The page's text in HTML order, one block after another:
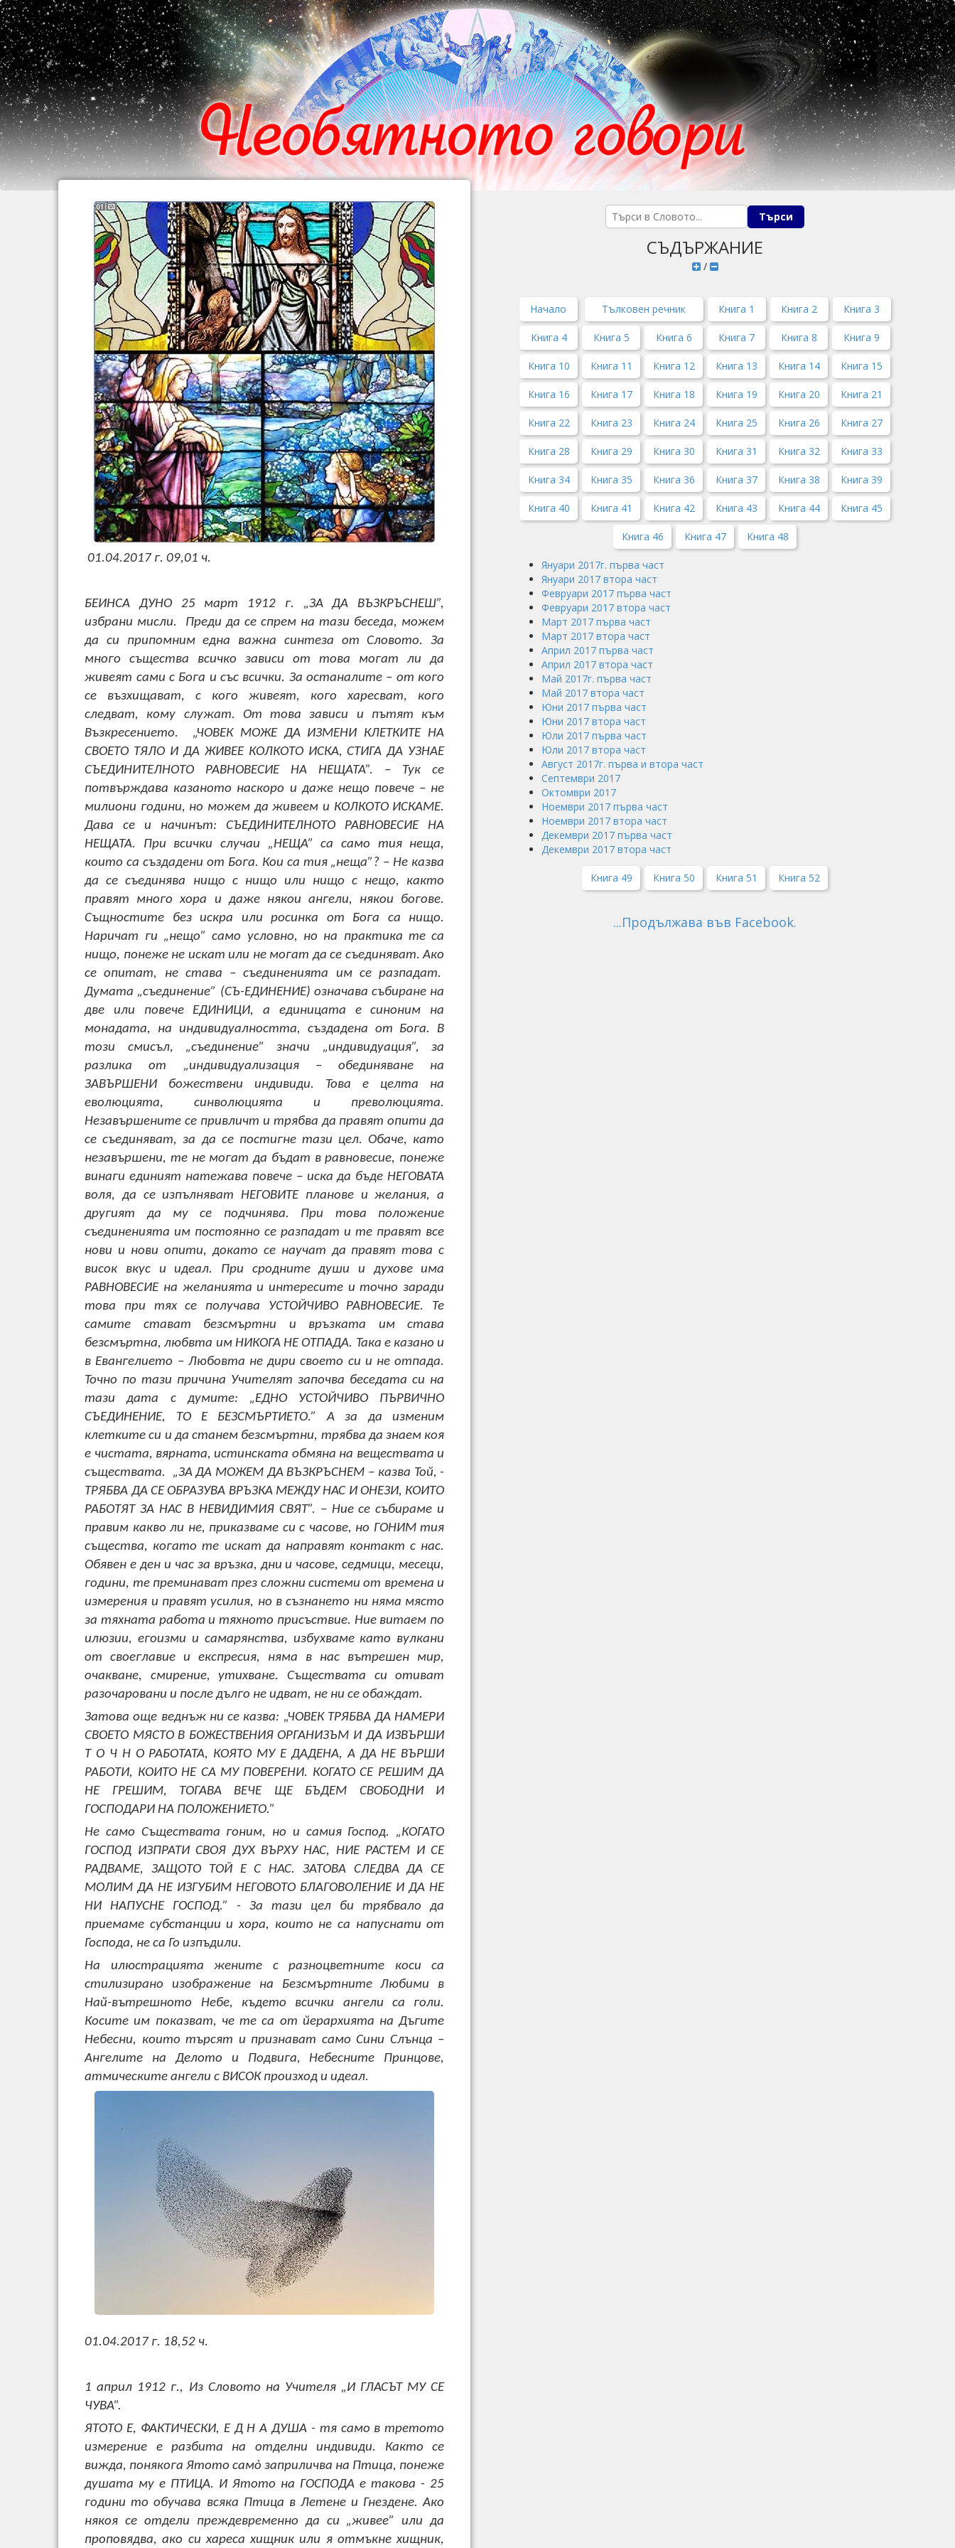
01.04.2017 г. 09,01 ч.
БЕИНСА ДУНО 25 март 1912 г. „ЗА ДА ВЪЗКРЪСНЕШ”,
избрани мисли. Преди да се спрем на тази беседа, можем
да си припомним една важна синтеза от Словото. За
много същества всичко зависи от това могат ли да
живеят сами с Бога и със всички. За останалите – от кого
се възхищават, с кого живеят, кого харесват, кого
следват, кому служат. От това зависи и пътят към
Възкресението. „ЧОВЕК МОЖЕ ДА ИЗМЕНИ КЛЕТКИТЕ НА
СВОЕТО ТЯЛО И ДА ЖИВЕЕ КОЛКОТО ИСКА, СТИГА ДА УЗНАЕ
СЪЕДИНИТЕЛНОТО РАВНОВЕСИЕ НА НЕЩАТА”. – Тук се
потвърждава казаното наскоро и даже нещо повече – не
милиони години, но можем да живеем и КОЛКОТО ИСКАМЕ.
Дава се и начинът: СЪЕДИНИТЕЛНОТО РАВНОВЕСИЕ НА
НЕЩАТА. При всички случаи „НЕЩА” са само тия неща,
които са създадени от Бога. Кои са тия „неща”? – Не казва
да се съединява нищо с нищо или нищо с нещо, както
правят много хора и даже някои ангели, някои богове.
Същностите без искра или росинка от Бога са нищо.
Наричат ги „нещо” само условно, но на практика те са
нищо, понеже не искат или не могат да се съединяват. Ако
се опитат, не става – съединенията им се разпадат.
Думата „съединение” (СЪ-ЕДИНЕНИЕ) означава събиране на
две или повече ЕДИНИЦИ, а единицата е синоним на
монадата, на индивидуалността, създадена от Бога. В
този смисъл, „съединение” значи „индивидуация”, за
разлика от „индивидуализация – обединяване на
ЗАВЪРШЕНИ божествени индивиди. Това е целта на
еволюцията, синволюцията и преволюцията.
Незавършените се привличт и трябва да правят опити да
се съединяват, за да се постигне тази цел. Обаче, като
незавършени, те не могат да бъдат в равновесие, понеже
винаги единият натежава повече – иска да бъде НЕГОВАТА
воля, да се изпълняват НЕГОВИТЕ планове и желания, а
другият да му се подчинява. При това положение
съединенията им постоянно се разпадат и те правят все
нови и нови опити, докато се научат да правят това с
висок вкус и идеал. При сродните души и духове има
РАВНОВЕСИЕ на желанията и интересите и точно заради
това при тях се получава УСТОЙЧИВО РАВНОВЕСИЕ. Те
самите стават безсмъртни и връзката им става
безсмъртна, любвта им НИКОГА НЕ ОТПАДА. Така е казано и
в Евангелието – Любовта не дири своето си и не отпада.
Точно по тази причина Учителят започва беседата си на
тази дата с думите: „ЕДНО УСТОЙЧИВО ПЪРВИЧНО
СЪЕДИНЕНИЕ, ТО Е БЕЗСМЪРТИЕТО.” А за да изменим
клетките си и да станем безсмъртни, трябва да знаем коя
е чистата, вярната, истинската обмяна на веществата и
съществата. „ЗА ДА МОЖЕМ ДА ВЪЗКРЪСНЕМ – казва Той, -
ТРЯБВА ДА СЕ ОБРАЗУВА ВРЪЗКА МЕЖДУ НАС И ОНЕЗИ, КОИТО
РАБОТЯТ ЗА НАС В НЕВИДИМИЯ СВЯТ”. – Ние се събираме и
правим какво ли не, приказваме си с часове, но ГОНИМ тия
същества, когато те искат да направят контакт с нас.
Обявен е ден и час за връзка, дни и часове, седмици, месеци,
години, те преминават през сложни системи от времена и
измерения и правят усилия, но в съзнането ни няма място
за тяхната работа и тяхното присъствие. Ние витаем по
илюзии, егоизми и самарянства, избухваме като вулкани
от своеглавие и експресия, няма в нас вътрешен мир,
очакване, смирение, утихване. Съществата си отиват
разочаровани и после дълго не идват, не ни се обаждат.
Затова още веднъж ни се казва: „ЧОВЕК ТРЯБВА ДА НАМЕРИ
СВОЕТО МЯСТО В БОЖЕСТВЕНИЯ ОРГАНИЗЪМ И ДА ИЗВЪРШИ
Т О Ч Н О РАБОТАТА, КОЯТО МУ Е ДАДЕНА, А ДА НЕ ВЪРШИ
РАБОТИ, КОИТО НЕ СА МУ ПОВЕРЕНИ. КОГАТО СЕ РЕШИМ ДА
НЕ ГРЕШИМ, ТОГАВА ВЕЧЕ ЩЕ БЪДЕМ СВОБОДНИ И
ГОСПОДАРИ НА ПОЛОЖЕНИЕТО.”
Не само Съществата гоним, но и самия Господ. „КОГАТО
ГОСПОД ИЗПРАТИ СВОЯ ДУХ ВЪРХУ НАС, НИЕ РАСТЕМ И СЕ
РАДВАМЕ, ЗАЩОТО ТОЙ Е С НАС. ЗАТОВА СЛЕДВА ДА СЕ
МОЛИМ ДА НЕ ИЗГУБИМ НЕГОВОТО БЛАГОВОЛЕНИЕ И ДА НЕ
НИ НАПУСНЕ ГОСПОД.” - За тази цел би трябвало да
приемаме субстанции и хора, които не са напуснати от
Господа, не са Го изпъдили.
На илюстрацията жените с разноцветните коси са
стилизирано изображение на Безсмъртните Любими в
Най-вътрешното Небе, където всички ангели са голи.
Косите им показват, че те са от йерархията на Дъгите
Небесни, които търсят и признават само Сини Слънца –
Ангелите на Делото и Подвига, Небесните Принцове,
атмическите ангели с ВИСОК произход и идеал.
01.04.2017 г. 18,52 ч.
1 април 1912 г., Из Словото на Учителя „И ГЛАСЪТ МУ СЕ
ЧУВА”.
ЯТОТО Е, ФАКТИЧЕСКИ, Е Д Н А ДУША - тя само в третото
измерение е разбита на отделни индивиди. Както се
вижда, понякога Ятото самò заприличва на Птица, понеже
душата му е ПТИЦА. И Ятото на ГОСПОДА е такова - 25
години то обучава всяка Птица в Летене и Гнездене. Ако
някоя се отдели преждевременно да си „живее” или да
проповядва, ако си хареса хищник или я отмъкне хищник,
СЪДЪРЖАНИЕ
/
Начало Тълковен речник Книга 1 Книга 2 Книга 3
Книга 4 Книга 5 Книга 6 Книга 7 Книга 8 Книга 9
Книга 10 Книга 11 Книга 12 Книга 13 Книга 14 Книга 15
Книга 16 Книга 17 Книга 18 Книга 19 Книга 20 Книга 21
Книга 22 Книга 23 Книга 24 Книга 25 Книга 26 Книга 27
Книга 28 Книга 29 Книга 30 Книга 31 Книга 32 Книга 33
Книга 34 Книга 35 Книга 36 Книга 37 Книга 38 Книга 39
Книга 40 Книга 41 Книга 42 Книга 43 Книга 44 Книга 45
Книга 46 Книга 47 Книга 48
Януари 2017г. първа част
Януари 2017 втора част
Февруари 2017 първа част
Февруари 2017 втора част
Март 2017 първа част
Март 2017 втора част
Април 2017 първа част
Април 2017 втора част
Май 2017г. първа част
Май 2017 втора част
Юни 2017 първа част
Юни 2017 втора част
Юли 2017 първа част
Юли 2017 втора част
Август 2017г. първа и втора част
Септември 2017
Октомври 2017
Ноември 2017 първа част
Ноември 2017 втора част
Декември 2017 първа част
Декември 2017 втора част
Книга 49 Книга 50 Книга 51 Книга 52
...Продължава във Facebook.